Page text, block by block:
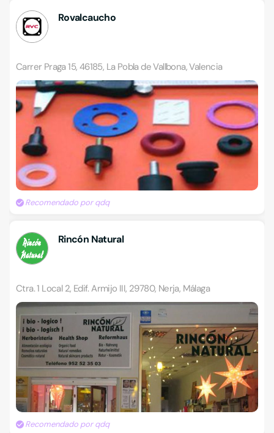
Rovalcaucho
Carrer Praga 15, 46185, La Pobla de Vallbona, Valencia
Recomendado por qdq
Rincón Natural
Ctra. 1 Local 2, Edif. Armijo III, 29780, Nerja, Málaga
Recomendado por qdq